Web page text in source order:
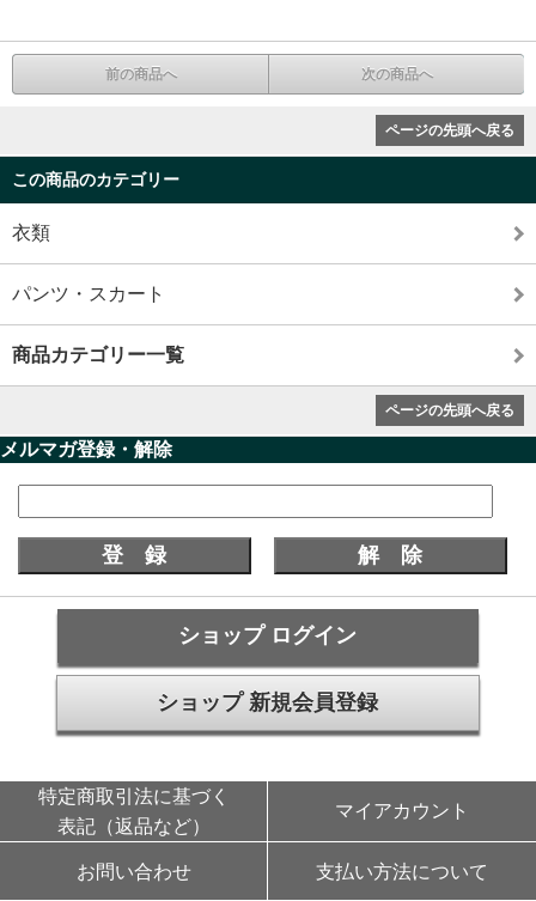
前の商品へ 次の商品へ
ページの先頭へ戻る
この商品のカテゴリー
衣類
パンツ・スカート
商品カテゴリー一覧
ページの先頭へ戻る
メルマガ登録・解除
ショップ ログイン
ショップ 新規会員登録
特定商取引法に基づく
表記（返品など）
マイアカウント
お問い合わせ 支払い方法について